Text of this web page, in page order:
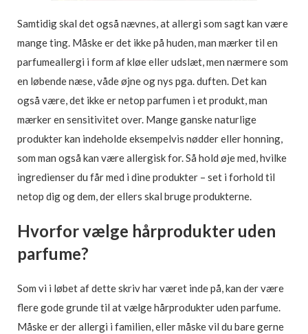
Samtidig skal det også nævnes, at allergi som sagt kan være
mange ting. Måske er det ikke på huden, man mærker til en
parfumeallergi i form af kløe eller udslæt, men nærmere som
en løbende næse, våde øjne og nys pga. duften. Det kan
også være, det ikke er netop parfumen i et produkt, man
mærker en sensitivitet over. Mange ganske naturlige
produkter kan indeholde eksempelvis nødder eller honning,
som man også kan være allergisk for. Så hold øje med, hvilke
ingredienser du får med i dine produkter – set i forhold til
netop dig og dem, der ellers skal bruge produkterne.
Hvorfor vælge hårprodukter uden
parfume?
Som vi i løbet af dette skriv har været inde på, kan der være
flere gode grunde til at vælge hårprodukter uden parfume.
Måske er der allergi i familien, eller måske vil du bare gerne